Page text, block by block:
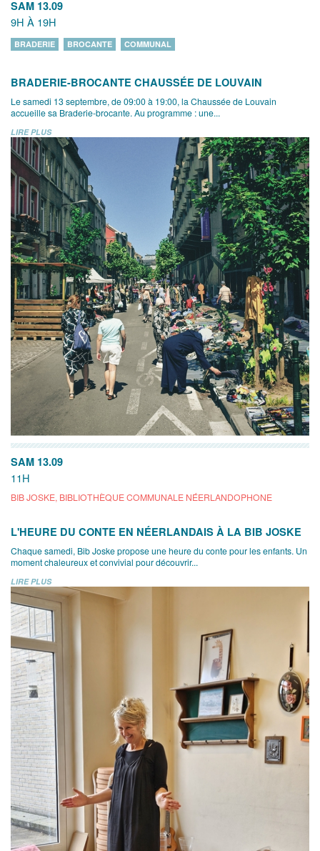
SAM 13.09
9H À 19H
BRADERIE BROCANTE COMMUNAL
BRADERIE-BROCANTE CHAUSSÉE DE LOUVAIN
Le samedi 13 septembre, de 09:00 à 19:00, la Chaussée de Louvain
accueille sa Braderie-brocante. Au programme : une...
LIRE PLUS
SAM 13.09
11H
BIB JOSKE, BIBLIOTHÈQUE COMMUNALE NÉERLANDOPHONE
L'HEURE DU CONTE EN NÉERLANDAIS À LA BIB JOSKE
Chaque samedi, Bib Joske propose une heure du conte pour les enfants. Un
moment chaleureux et convivial pour découvrir...
LIRE PLUS